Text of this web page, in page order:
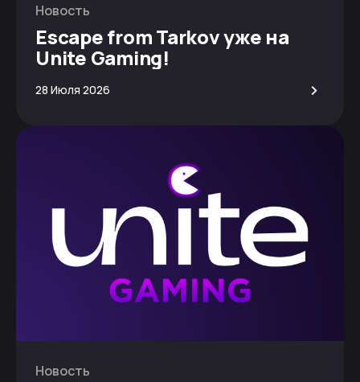
Новость
Escape from Tarkov уже на
Unite Gaming!
28 Июля 2026 >
Новость